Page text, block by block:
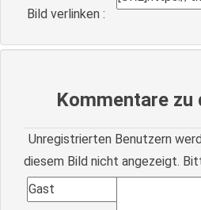
Bild verlinken :
Kommentare zu
Unregistrierten Benutzern
diesem Bild nicht angezeigt.